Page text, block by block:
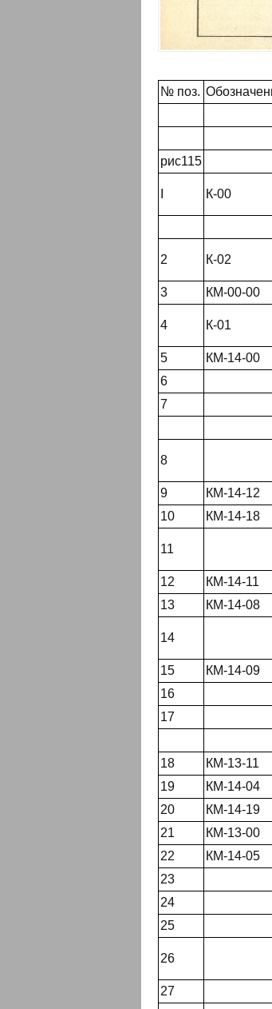
№ поз.
рис115
К-00
2 К-02
3 КМ-00-00
4 К-01
5 КМ-14-00
6
7
8
9 КМ-14-12
10
КМ-14-18
11
12 КМ-14-11
13
КМ-14-08
14
15 КМ-14-09
16
17
18
КМ-13-11
19
КМ-14-04
20
КМ-14-19
21
КМ-13-00
22
КМ-14-05
23
24
25
26
27